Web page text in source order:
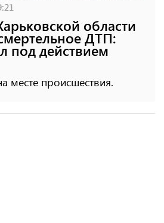
области
ДТП:
под действием
месте происшествия.